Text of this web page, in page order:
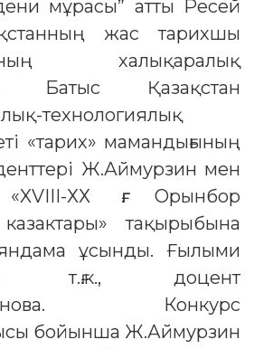
мұрасы” атты Ресей
жас тарихшы
халықаралық
Батыс Қазақстан
технологиялық
«тарих» мамандығының
Ж.Аймурзин мен
ХХ ғғ. Орынбор
казактары» тақырыбына
ұсынды. Ғылыми
т.ғ.к., доцент
Конкурс
бойынша Ж.Аймурзин